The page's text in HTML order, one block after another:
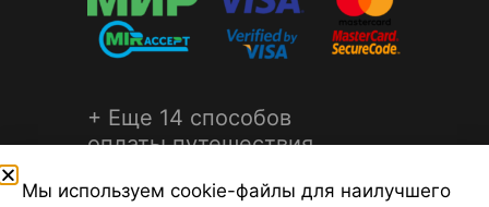
+ Еще 14 способов
оплаты путешествия
Мы используем cookie-файлы для наилучшего